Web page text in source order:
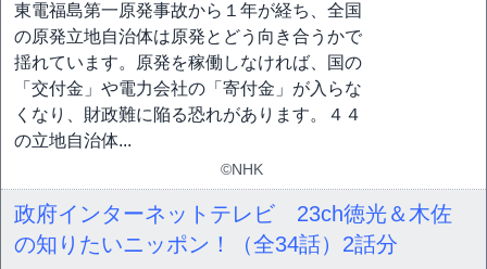
東電福島第一原発事故から１年が経ち、全国
の原発立地自治体は原発とどう向き合うかで
揺れています。原発を稼働しなければ、国の
「交付金」や電力会社の「寄付金」が入らな
くなり、財政難に陥る恐れがあります。４４
の立地自治体...
©NHK
政府インターネットテレビ 23ch徳光＆木佐
の知りたいニッポン！（全34話） 2話分